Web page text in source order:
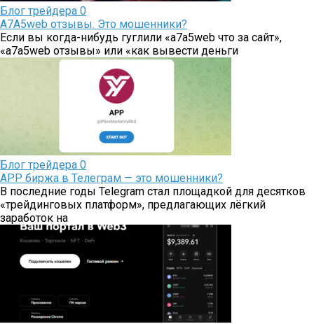
Блог трейдера 0
A7A5web отзывы. Это мошенники?
Если вы когда-нибудь гуглили «a7a5web что за сайт»,
«a7a5web отзывы» или «как вывести деньги
Блог трейдера 0
APP биржа в Телеграм — это мошенники?
В последние годы Telegram стал площадкой для десятков
«трейдинговых платформ», предлагающих лёгкий
заработок на